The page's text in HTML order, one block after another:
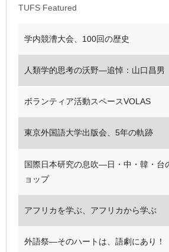
TUFS Featured
学内競漕大会、100回の歴史
人類学的思考の沃野―追悼：山口昌男
ボランティア活動スペースVOLAS
東京外国語大学出版会、5年の軌跡
国際日本研究の息吹―日・中・韓・台
ョップ
アフリカを学ぶ、アフリカから学ぶ
外語祭―そのハートは、語劇にあり！